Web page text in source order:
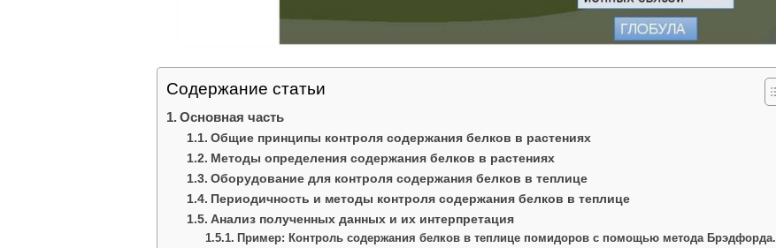
Содержание статьи
Основная часть
Общие принципы контроля содержания белков в растениях
Методы определения содержания белков в растениях
Оборудование для контроля содержания белков в теплице
Периодичность и методы контроля содержания белков в теплице
Анализ полученных данных и их интерпретация
Пример: Контроль содержания белков в теплице помидоров с помощью метода Брэдфорда.